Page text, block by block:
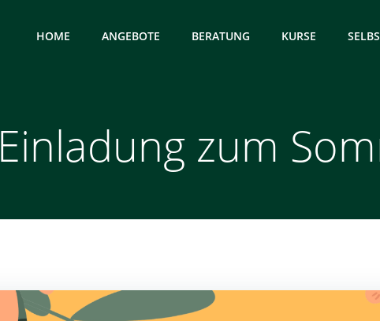
HOME ANGEBOTE BERATUNG KURSE
Einladung zum